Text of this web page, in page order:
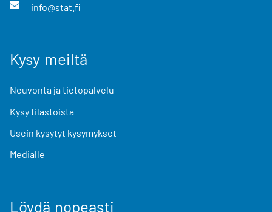
info@stat.fi
Kysy meiltä
Neuvonta ja tietopalvelu
Kysy tilastoista
Usein kysytyt kysymykset
Medialle
Löydä nopeasti